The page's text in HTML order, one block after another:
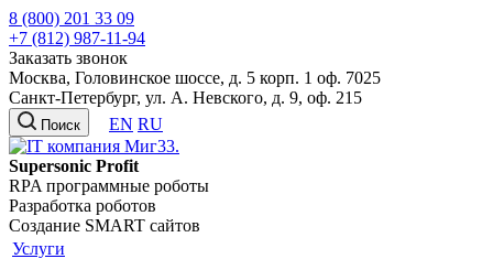
8 (800) 201 33 09
+7 (812) 987-11-94
Заказать звонок
Москва, Головинское шоссе, д. 5 корп. 1 оф. 7025
Санкт-Петербург, ул. А. Невского, д. 9, оф. 215
Поиск EN RU
Supersonic Profit
RPA программные роботы
Разработка роботов
Создание SMART сайтов
Услуги